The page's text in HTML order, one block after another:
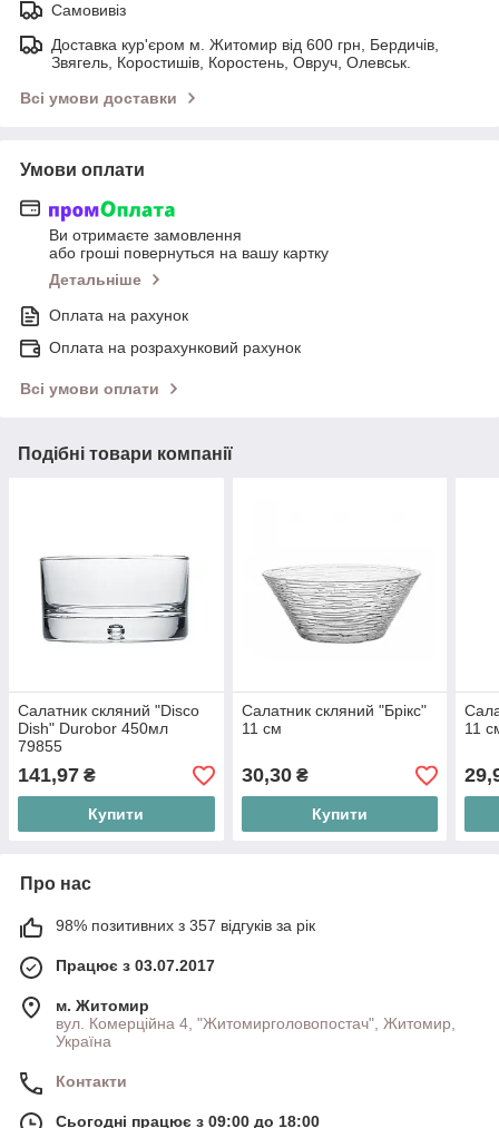
Самовивіз
Доставка кур'єром м. Житомир від 600 грн, Бердичів,
Звягель, Коростишів, Коростень, Овруч, Олевськ.
Всі умови доставки
Умови оплати
Ви отримаєте замовлення
або гроші повернуться на вашу картку
Детальніше
Оплата на рахунок
Оплата на розрахунковий рахунок
Всі умови оплати
Подібні товари компанії
Салатник скляний "Disco
Dish" Durobor 450мл
79855
141,97 ₴
Купити
Салатник скляний "Брікс"
11 см
30,30₴
Купити
11
Про нас
98% позитивних з 357 відгуків за рік
Працює з 03.07.2017
м. Житомир
вул. Комерційна 4, "Житомирголовопостач", Житомир,
Україна
Контакти
Сьогодні працює з 09:00 до 18:00